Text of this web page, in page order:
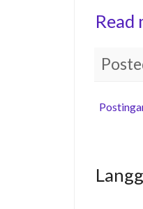
Read